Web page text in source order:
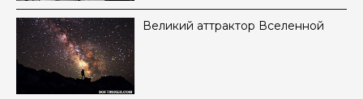
Великий аттрактор Вселенной